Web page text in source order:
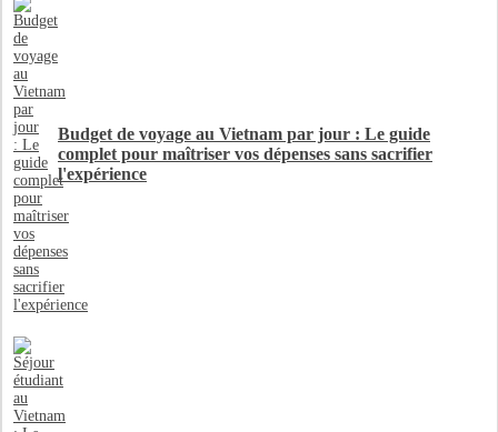
Budget de voyage au Vietnam par jour : Le guide
complet pour maîtriser vos dépenses sans sacrifier
l'expérience